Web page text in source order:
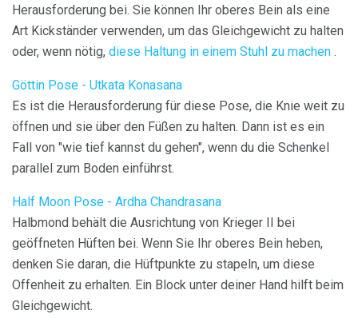
Herausforderung bei. Sie können Ihr oberes Bein als eine
Art Kickständer verwenden, um das Gleichgewicht zu halten
oder, wenn nötig, diese Haltung in einem Stuhl zu machen .
Göttin Pose - Utkata Konasana
Es ist die Herausforderung für diese Pose, die Knie weit zu
öffnen und sie über den Füßen zu halten. Dann ist es ein
Fall von "wie tief kannst du gehen", wenn du die Schenkel
parallel zum Boden einführst.
Half Moon Pose - Ardha Chandrasana
Halbmond behält die Ausrichtung von Krieger II bei
geöffneten Hüften bei. Wenn Sie Ihr oberes Bein heben,
denken Sie daran, die Hüftpunkte zu stapeln, um diese
Offenheit zu erhalten. Ein Block unter deiner Hand hilft beim
Gleichgewicht.